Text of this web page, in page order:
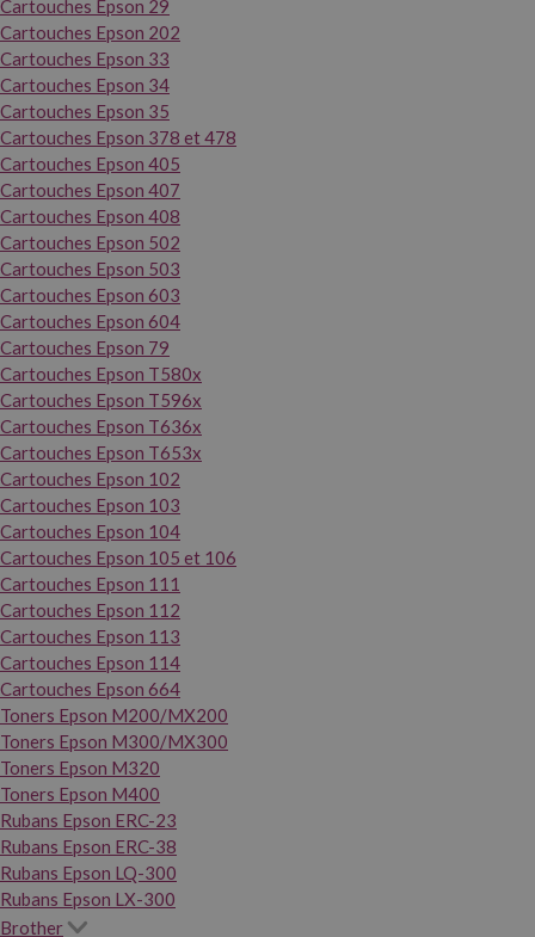
Cartouches Epson 29
Cartouches Epson 202
Cartouches Epson 33
Cartouches Epson 34
Cartouches Epson 35
Cartouches Epson 378 et 478
Cartouches Epson 405
Cartouches Epson 407
Cartouches Epson 408
Cartouches Epson 502
Cartouches Epson 503
Cartouches Epson 603
Cartouches Epson 604
Cartouches Epson 79
Cartouches Epson T580x
Cartouches Epson T596x
Cartouches Epson T636x
Cartouches Epson T653x
Cartouches Epson 102
Cartouches Epson 103
Cartouches Epson 104
Cartouches Epson 105 et 106
Cartouches Epson 111
Cartouches Epson 112
Cartouches Epson 113
Cartouches Epson 114
Cartouches Epson 664
Toners Epson M200/MX200
Toners Epson M300/MX300
Toners Epson M320
Toners Epson M400
Rubans Epson ERC-23
Rubans Epson ERC-38
Rubans Epson LQ-300
Rubans Epson LX-300
Brother